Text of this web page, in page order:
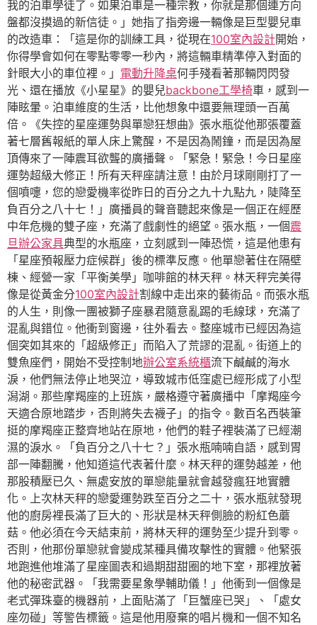
我的泊車學徒了。如果泊車是一種宗教，你就是那個連方向
盤都沒摸過的新信徒。」她指了指旁邊一輛像是巨型嬰兒車
的改造車：「這是你的訓練工具，從現在100室內設計開始，
你得學會如何在零點零零一秒內，將這輛車精準停入對面的
針眼大小的車位裡。」 電動升降桌何手殘看著那輛閃閃發
光、還在播放《小星星》的嬰兒backbone工學椅車，感到一
陣眩暈。泊車維度的生活，比他想象中還要無理頭一百萬
倍。《失控的星座運勢與單戀狂想曲》張水瓶從他那張覆蓋
著七層舊報紙的單人床上驚醒，不是因為鬧鐘，而是因為屋
頂傳來了一陣震耳欲聾的廣播聲。「緊急！緊急！今日星座
運勢超級大修正！所有天秤座請注意！由於月球剛剛打了一
個噴嚏，您的戀愛機率從昨日的百分之九十九點九，陡降至
負百分之八十七！」廣播員的聲音聽起來像是一個正在經歷
中年危機的雙子座，充滿了戲劇性的絕望。張水瓶，一個震
旦辦公家具典型的水瓶座，立刻感到一陣恐慌，這是他患有
「星座預報壓力症候群」後的標準反應。他單戀著住在隔壁
棟、經營一家「平衡美學」咖啡館的林天秤。林天秤完美得
像是從黃金分100室內設計割線中走出來的藝術品。而張水瓶
的人生，則像一團被獅子座暴君隨意亂踢的毛線球，充滿了
混亂與錯位。他衝到窗邊，往外看去。整座城市已經因為這
個突如其來的「超級修正」而陷入了荒謬的混亂。街道上的
雙魚座們，開始不受控制地辦公室系統櫃流下鹹鹹的海水
淚，他們無法停止地哭泣，導致城市低窪處已經形成了小型
潟湖。那些摩羯座的上班族，嚴格遵守著廣播中「摩羯座今
天適合原地踏步，否則將失去襪子」的指令。數百名西裝筆
挺的摩羯座正整齊地站在原地，他們的鞋子裡裝滿了已經潮
濕的淚水。「負百分之八十七？」張水瓶喃喃自語，感到胃
部一陣翻騰，他知道這代表著什麼。林天秤的運勢越差，他
那股積壓已久、無處安放的單戀能量就會越發瘋狂地實體
化。上次林天秤的戀愛運勢跌至百分之二十，張水瓶就發現
他的廚房裡長滿了巨大的、形狀是林天秤側臉的粉紅色蘑
菇。他必須在今天結束前，將林天秤的運勢至少提升到零。
否則，他那份單戀就會變成某種具備攻擊性的實體。他緊張
地跑進他堆滿了星座圖表和過期甜甜圈的地下室，那裡放著
他的秘密武器。「我需要星象學輔助儀！」他衝到一個像是
老式彈珠臺的機器前，上面貼滿了「巨蟹座已哭」、「處女
座勿碰」等警告標籤。這是他用廢棄的唱片機和一個不知名